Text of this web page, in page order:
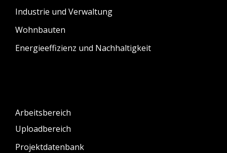
Industrie und Verwaltung
Wohnbauten
Energieeffizienz und Nachhaltigkeit
Arbeitsbereich
Uploadbereich
Projektdatenbank